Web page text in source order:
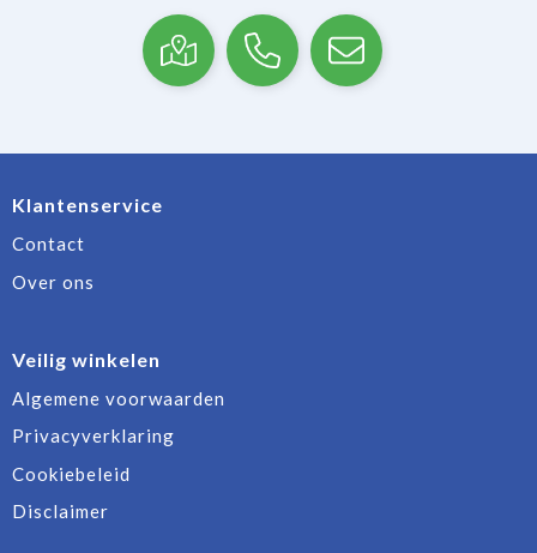
Klantenservice
Contact
Over ons
Veilig winkelen
Algemene voorwaarden
Privacyverklaring
Cookiebeleid
Disclaimer